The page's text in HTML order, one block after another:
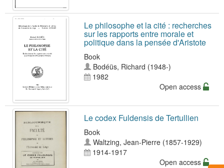
Le philosophe et la cité : recherches
sur les rapports entre morale et
politique dans la pensée d'Aristote
Book
Bodéüs, Richard (1948-)
1982
Open access
Le codex Fuldensis de Tertullien
Book
Waltzing, Jean-Pierre (1857-1929)
1914-1917
Open access